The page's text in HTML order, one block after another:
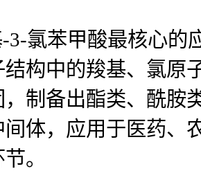
3-氯苯甲酸最核心的
构中的羧基、氯原
，制备出酯类、酰胺
体，应用于医药、
。